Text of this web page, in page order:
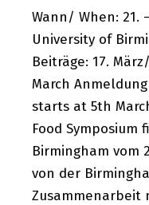
Wann/ When: 21.
University of
Beiträge: 17.
March
starts at 5th
Food
Birmingham vom
von der
Zusammenarbeit